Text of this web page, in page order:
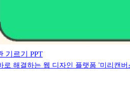
기르기 PPT
로 해결하는 웹 디자인 플랫폼 '미리캔버